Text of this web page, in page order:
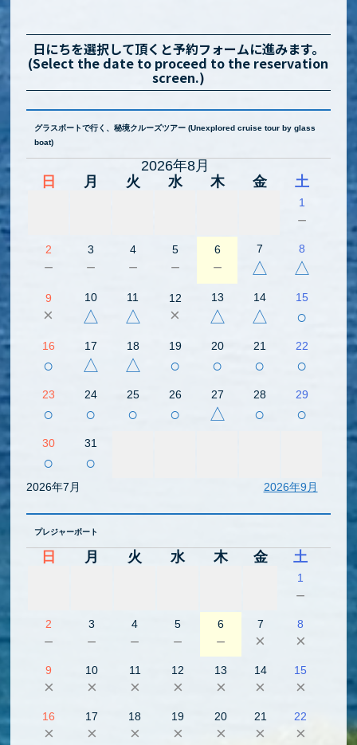
日にちを選択して頂くと予約フォームに進みます。
(Select the date to proceed to the reservation
screen.)
グラスボートで行く、秘境クルーズツアー (Unexplored cruise tour by glass
boat)
2026年8月
日
月 火 水 木 金 土
1
－
2
－
3
－
4
－
5
－
6
－
7
△
8
△
9
×
10
△
11
△
12
×
13
△
14
△
15
○
16
○
17
△
18
△
19
○
20
○
21
○
22
○
23
○
24
○
25
○
26
○
27
△
28
○
29
○
30
○
31
○
2026年7月 2026年9月
プレジャーボート
日 月 火 水 木 金 土
1
－
2
－
3
－
4
－
5
－
6
－
7
×
8
×
9
×
10
×
11
×
12
×
13
×
14
×
15
×
16
×
17
×
18
×
19
×
20
×
21
×
22
×